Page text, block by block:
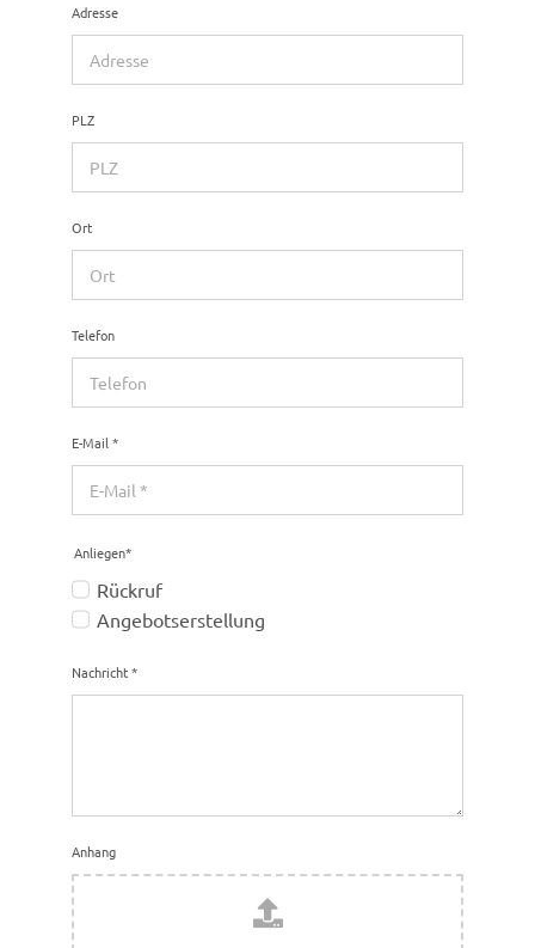
Adresse
PLZ
Ort
Tele­fon
E-Mail *
Anlie­gen*
Rück­ruf
Ange­bots­er­stel­lung
Nach­richt*
Anhang